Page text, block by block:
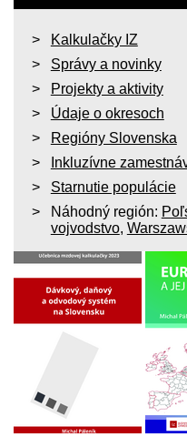
Kalkulačky IZ
Správy a novinky
Projekty a aktivity
Údaje o okresoch
Regióny Slovenska
Inkluzívne
Starnutie populácie
Náhodný región:
vojvodstvo,